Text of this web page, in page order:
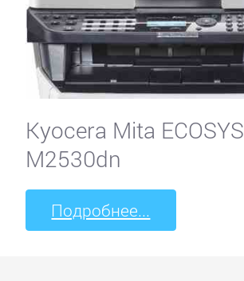
Kyocera Mita ECOSYS
M2530dn
Подробнее...